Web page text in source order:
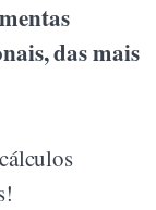
das mais